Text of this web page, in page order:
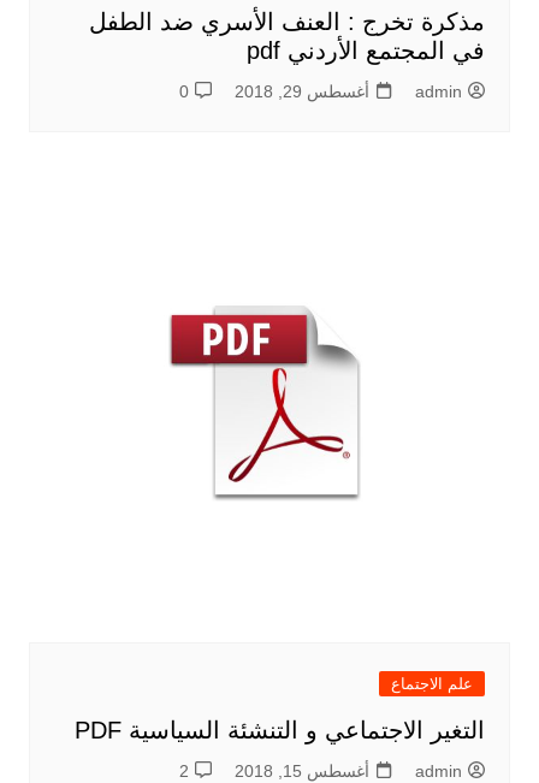
مذكرة تخرج : العنف الأسري ضد الطفل
في المجتمع الأردني pdf
admin أغسطس 29, 2018 0
علم الاجتماع
اﻟﺘﻐﻴﺮ اﻻﺟﺘﻤﺎﻋﻲ و اﻟﺘﻨﺸﺌﺔ اﻟﺴﻴﺎﺳﻴﺔ PDF
admin أغسطس 15, 2018 2